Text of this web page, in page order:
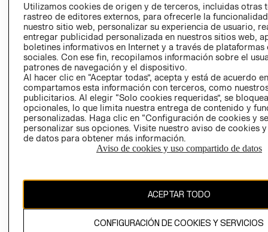
AVISO DE
PRIVACIDAD
GIFT CARD
AVISO DE
El contenido de esta página web está protegido por copyright y es
Utilizamos cookies de origen y de terceros, incluidas otras
rastreo de editores externos, para ofrecerle la
nuestro sitio web, personalizar su experiencia de usuario,
entregar publicidad personalizada en nuestros sitios web,
boletines informativos en Internet y a través de plataformas
sociales. Con ese fin, recopilamos información sobre el
patrones de navegación y el dispositivo.
Al hacer clic en “Aceptar todas”, acepta y está de acuerdo
compartamos esta información con terceros, como
publicitarios. Al elegir “Solo cookies requeridas”, se
opcionales, lo que limita nuestra entrega de contenido y
personalizadas. Haga clic en “Configuración de cookies y
personalizar sus opciones. Visite nuestro aviso de cookies
de datos para obtener más información.
Aviso de cookies y uso compartido de datos
ACEPTAR TODO
CONFIGURACIÓN DE COOKIES Y SERVICIOS